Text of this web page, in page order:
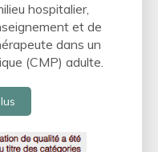
hospitalier,
et de
dans un
(CMP) adulte.